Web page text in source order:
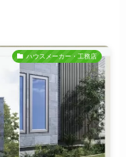
ハウスメーカー・工務店